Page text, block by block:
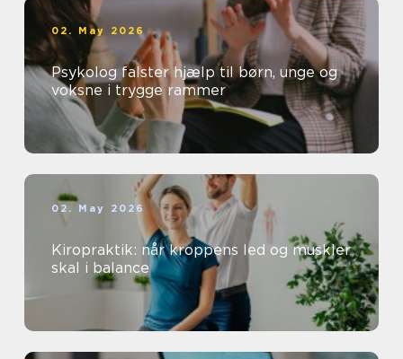
02. May 2026
Psykolog falster hjælp til børn, unge og
voksne i trygge rammer
02. May 2026
Kiropraktik: når kroppens led og muskler
skal i balance